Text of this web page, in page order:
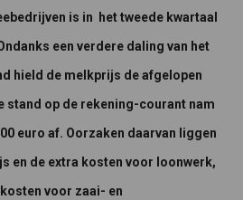
is in het tweede kwartaal
een verdere daling van het
hield de melkprijs de afgelopen
stand op de rekening-courant nam
euro af. Oorzaken daarvan liggen
en de extra kosten voor loonwerk,
voor zaai- en